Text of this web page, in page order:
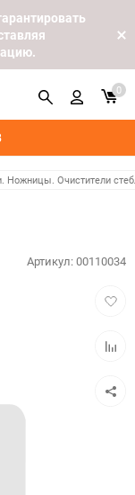
0
Ножницы. Очистители
Артикул:00110034